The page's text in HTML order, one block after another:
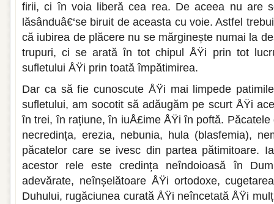
firii, ci în voia liberă cea rea. De aceea nu are
lăsânduâ€‘se biruit de aceasta cu voie. Astfel
că iubirea de plăcere nu se mărginește numai la
trupuri, ci se arată în tot chipul ÅŸi prin tot
sufletului ÅŸi prin toată împătimirea.
Dar ca să fie cunoscute ÅŸi mai limpede
sufletului, am socotit să adăugăm pe scurt ÅŸi
în trei, în rațiune, în iuÅ£ime ÅŸi în poftă.
necredința, erezia, nebunia, hula (blasfemia),
păcatelor care se ivesc din partea pătimitoare.
acestor rele este credința neîndoioasă în
adevărate, neînșelătoare ÅŸi ortodoxe,
Duhului, rugăciunea curată ÅŸi neîncetată ÅŸi